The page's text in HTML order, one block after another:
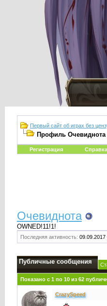
Первый сайт об играх без
Профиль Очевиднота
Регистрация Справка
Очевиднота
OWNED!11!1!
Последняя активность: 09.09.2017
Публичные сообщения
Показано с 1 по 10из 62
CrаzySpeed